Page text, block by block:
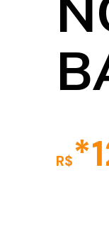
R$